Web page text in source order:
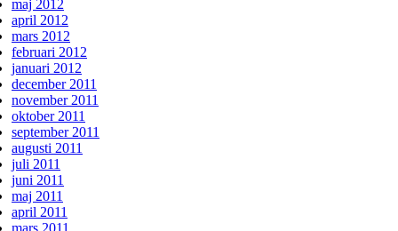
maj 2012
april 2012
mars 2012
februari 2012
januari 2012
december 2011
november 2011
oktober 2011
september 2011
augusti 2011
juli 2011
juni 2011
maj 2011
april 2011